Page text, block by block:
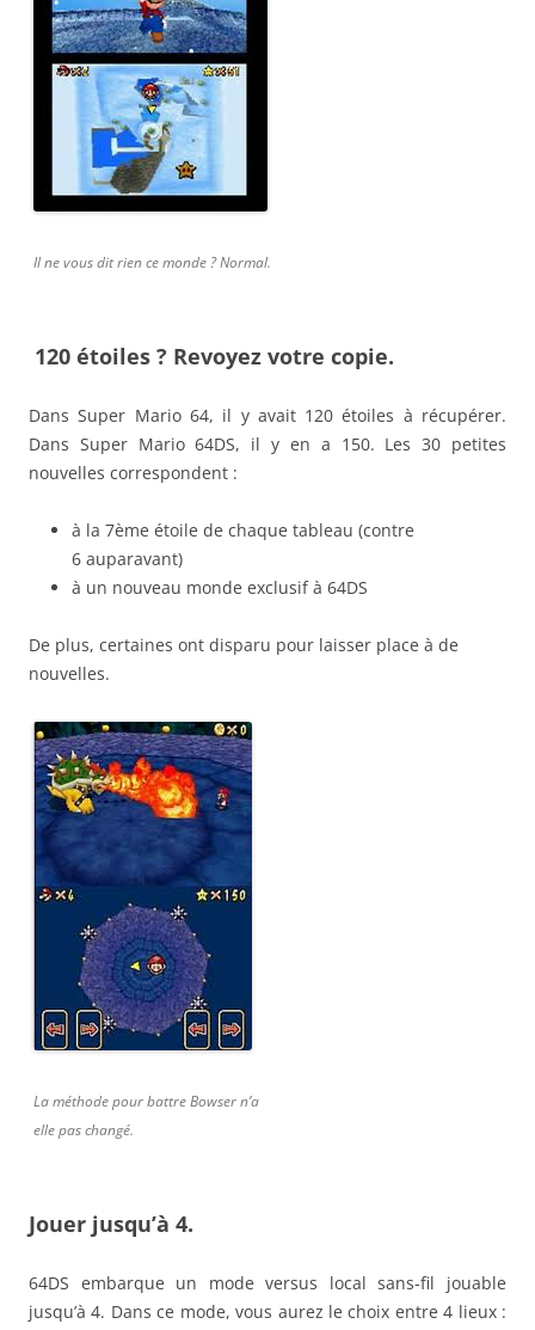
Il ne vous dit rien ce monde ? Normal.
120 étoiles ? Revoyez votre copie.
Dans Super Mario 64, il y avait 120 étoiles à récupérer.
Dans Super Mario 64DS, il y en a 150. Les 30 petites
nouvelles correspondent :
à la 7ème étoile de chaque tableau (contre
6 auparavant)
à un nouveau monde exclusif à 64DS
De plus, certaines ont disparu pour laisser place à de
nouvelles.
La méthode pour battre Bowser n’a
elle pas changé.
Jouer jusqu’à 4.
64DS embarque un mode versus local sans-fil jouable
jusqu’à 4. Dans ce mode, vous aurez le choix entre 4 lieux :